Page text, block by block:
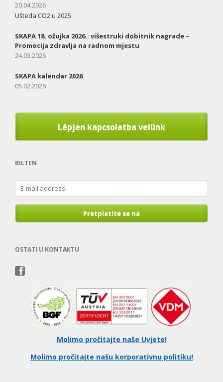
20.04.2026
Ušteda CO2 u 2025
SKAPA 18. ožujka 2026.: višestruki dobitnik nagrade –
Promocija zdravlja na radnom mjestu
24.03.2026
SKAPA kalendar 2026
05.02.2026
Lépjen kapcsolatba velünk
BILTEN
E-
mail
address
Pretplatite se na
OSTATI U KONTAKTU
Molimo pročitajte naše Uvjete!
Molimo pročitajte našu korporativnu politiku!